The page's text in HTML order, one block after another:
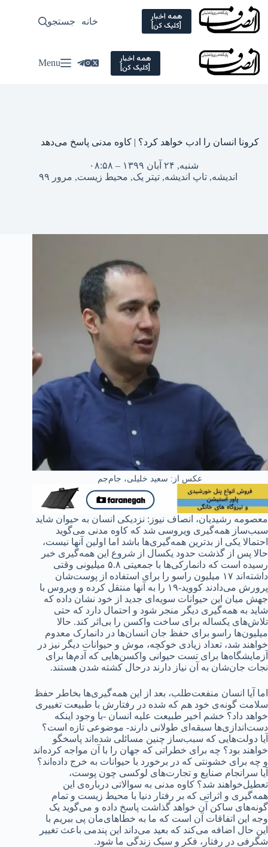
Skip
content
همه اخبار
[کلیک کن] خانه سیاسی
جستجو
همه اخبار
[کلیک کن] Menu
کرونا انسان را ادب خواهد کرد؟ | کاوه مدنی پاسخ می‌دهد
شنبه, ۲۴ آبان ۱۳۹۹ – ۰۸:۵۸
اندیشه,تاپ اندیشه,تیتر یک, محیط زیست, مرور ۹۹
عکس از: سعید خلیلی، جام‌جم
معصومه رشیدیان، انصاف نیوز: نزدیکی انسان به حیوان شاید
سبب‌ساز همه‌گیری ویروسی شد که کاوه مدنی می‌گوید
احتمالا یکی از بدترین همه‌گیری‌ها باشد اما اولین آنها نیست،
حالا پس از گذشت حدود یکسال از شروع این همه‌گیری خبر
رسیده است که دانمارکی‌ها با جمعیتی ۵.۸ میلیونی وقتی
داشته‌اند ۱۷ میلیون راسو را برای استفاده از پوست‌شان
پرورش می‌دادند کووید-۱۹ را به آنها منتقل کرده و ویروس با
جهش میان این حیوانات سویه‌ای جدید از خود نشان داده که
شاید به همه‌گیری دیگر منجر شود و احتمال دارد که حتی
تلاش‌های یکساله برای ساخت واکسن را بی‌اثر کند. حالا
میلیون‌ها راسو برای حفظ جان انسان‌ها در دانمارک معدوم
خواهند شد، تعداد زیادی خوکچه، موش و حیوانات دیگر نیز در
آزمایشگاه‌ها برای تست حیوانی واکسن‌هایی که آدم‌ها برای
نجات‌ جان‌شان به آن نیاز دارند درحال کشته شدن هستند.
اما آیا انسان منفعت‌طلب، بعد از این همه‌گیری‌ها بخاطر حفظ
سلامت گونه‌ی خود هم که شده در رفتارش با طبیعت تغییری
خواهد داد؟ خشم اخیر طبیعت علیه انسان -با وجود اینکه
دست‌اندازی‌ها سبقه‌ای طولانی دارند- موضوعی تازه است؟
آیا دولت‌هایی که سبب‌ساز چنین مسائلی شده‌اند پاسخگو
خواهند بود؟ چه برای خطراتی که جهان را با آن مواجه کرده‌اند
و چه برای خشونتی که در برخورد با حیوانات به خرج داده‌اند؟
آیا سرانجام صنایع و تجارت‌های لوکسی چون پوست،
تعطیل‌خواهند شد؟ کاوه مدنی به سوالاتی درباره‌ی این
همه‌گیری و اثراتی که بر رفتار دنیا با محیط زیست و تمام
گونه‌های ساکن آن خواهد گذاشت پاسخ داده و می‌گوید یک
وجه این اتفاقات آن است که ما به خطاهای‌مان پی ببریم با
این حال اضافه می‌کند که بعید می‌داند این پندمی باعث تغییر
شگرفی در رفتار، فکر و سبک زندگی ما شود.